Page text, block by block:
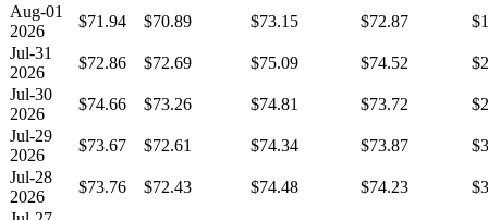
Aug-01
2026
$71.94 $70.89 $73.15 $72.87
Jul-31
2026
$72.86 $72.69 $75.09 $74.52
Jul-30
2026
$74.66 $73.26 $74.81 $73.72
Jul-29
2026
$73.67 $72.61 $74.34 $73.87
Jul-28
2026
$73.76 $72.43 $74.48 $74.23